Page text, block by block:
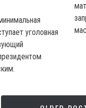
уголовная